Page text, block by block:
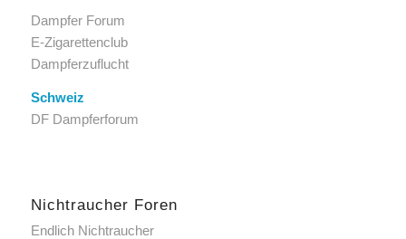
Dampfer Forum
E-Zigarettenclub
Dampferzuflucht
Schweiz
DF Dampferforum
Nichtraucher Foren
Endlich Nichtraucher